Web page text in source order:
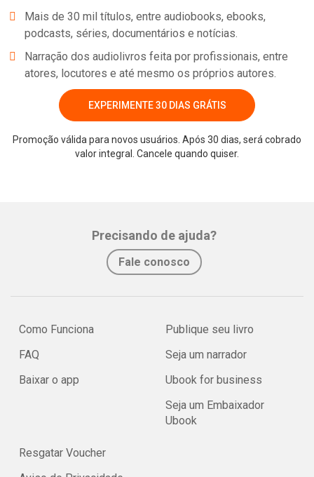
Mais de 30 mil títulos, entre audiobooks, ebooks,
podcasts, séries, documentários e notícias.
Narração dos audiolivros feita por profissionais, entre
atores, locutores e até mesmo os próprios autores.
EXPERIMENTE 30 DIAS GRÁTIS
Promoção válida para novos usuários. Após 30 dias, será cobrado
valor integral. Cancele quando quiser.
Precisando de ajuda?
Fale conosco
Como Funciona
FAQ
Baixar o app
Publique seu livro
Seja um narrador
Ubook for business
Seja um Embaixador
Ubook
Resgatar Voucher